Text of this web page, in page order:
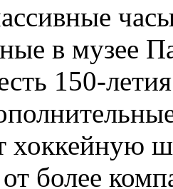
в музее
150-
хоккейную
более